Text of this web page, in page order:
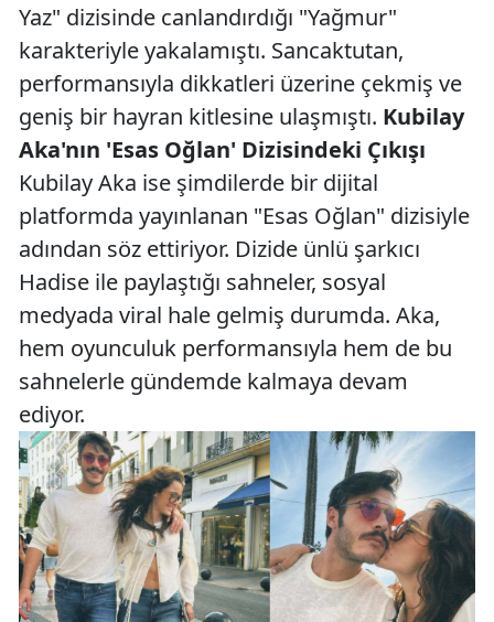
Yaz" dizisinde canlandırdığı "Yağmur"
karakteriyle yakalamıştı. Sancaktutan,
performansıyla dikkatleri üzerine çekmiş ve
geniş bir hayran kitlesine ulaşmıştı. Kubilay
Aka'nın 'Esas Oğlan' Dizisindeki Çıkışı
Kubilay Aka ise şimdilerde bir dijital
platformda yayınlanan "Esas Oğlan" dizisiyle
adından söz ettiriyor. Dizide ünlü şarkıcı
Hadise ile paylaştığı sahneler, sosyal
medyada viral hale gelmiş durumda. Aka,
hem oyunculuk performansıyla hem de bu
sahnelerle gündemde kalmaya devam
ediyor.